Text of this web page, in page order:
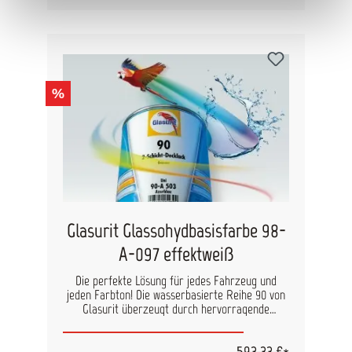
Durch den besonderen Dosierkopf der Flasche ist
eine genaue Dosierung ganz einfach, damit
arbeiten Sie sehr präzise und wirtschaftlich.
Farbton: perl grün-rot Inhalt: 125 ml
%
Glasurit Glassohydbasisfarbe 98-
A-097 effektweiß
Die perfekte Lösung für jedes Fahrzeug und
jeden Farbton! Die wasserbasierte Reihe 90 von
Glasurit überzeugt durch hervorragende
Prozesszeiten. Egal ob als Uni-, Metallic- oder